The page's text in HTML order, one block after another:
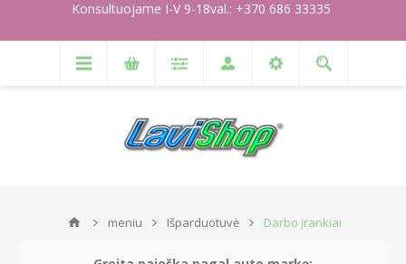
Konsultuojame I-V 9-18val.: +370 686 33335
meniu Išparduotuvė Darbo įrankiai